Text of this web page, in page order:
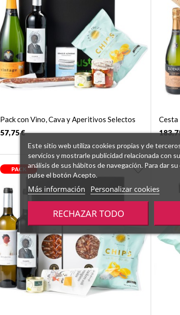
Pack con Vino, Cava y Aperitivos Selectos
57,75 €
Cesta
PACK
Este sitio web utiliza cookies propias y de
servicios y mostrarle publicidad relacionada con
análisis de sus hábitos de navegación. Para dar
pulse el botón Acepto.
Más información Personalizar cookies
RECHAZAR TODO